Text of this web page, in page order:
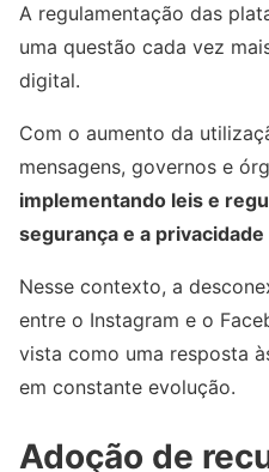
A regulamentação das
uma questão cada vez
digital.
Com o aumento da
mensagens, governos e
implementando leis e
segurança e a privacidade
Nesse contexto, a
entre o Instagram e o
vista como uma resposta
em constante evolução.
Adoção de